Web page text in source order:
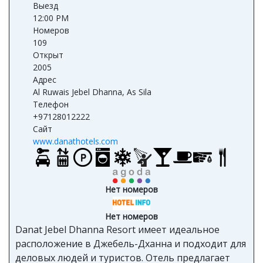
Выезд
12:00 PM
Номеров
109
Открыт
2005
Адрес
Al Ruwais Jebel Dhanna, As Sila
Телефон
+97128012222
Сайт
www.danathotels.com
Нет номеров
Нет номеров
Danat Jebel Dhanna Resort имеет идеальное
расположение в Джебель-Дханна и подходит для
деловых людей и туристов. Отель предлагает